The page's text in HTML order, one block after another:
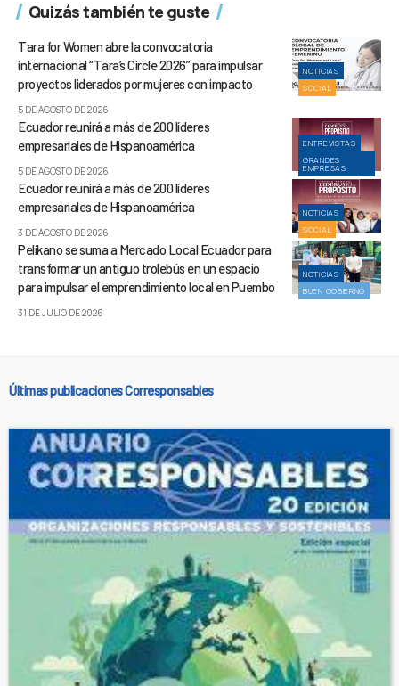
Quizás también te guste
NOTICIAS
SOCIAL
Tara for Women abre la convocatoria
internacional “Tara’s Circle 2026” para impulsar
proyectos liderados por mujeres con impacto
5 DE AGOSTO DE 2026
ENTREVISTAS
GRANDES
EMPRESAS
Ecuador reunirá a más de 200 líderes
empresariales de Hispanoamérica
5 DE AGOSTO DE 2026
NOTICIAS
SOCIAL
Ecuador reunirá a más de 200 líderes
empresariales de Hispanoamérica
3 DE AGOSTO DE 2026
NOTICIAS
BUEN GOBIERNO
Pelíkano se suma a Mercado Local Ecuador para
transformar un antiguo trolebús en un espacio
para impulsar el emprendimiento local en Puembo
31 DE JULIO DE 2026
Últimas publicaciones Corresponsables